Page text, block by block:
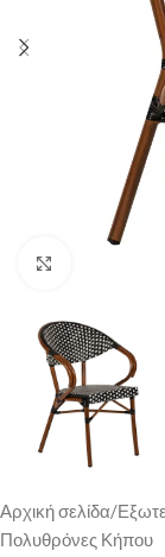
Κάντε κλικ
Αρχική σελίδα/
Πολυθρόνες Κήπου